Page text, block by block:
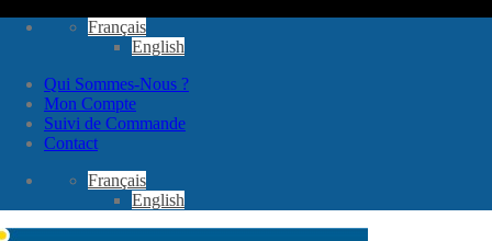
Passer
Français
English
Qui Sommes-Nous ?
Mon Compte
Suivi de Commande
Contact
Français
English